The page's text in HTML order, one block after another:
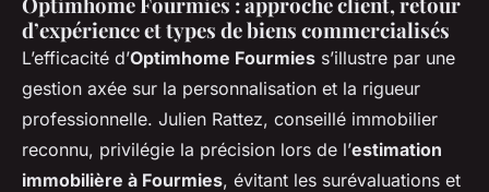
d’expérience et types de biens commercialisés
L’efficacité d’Optimhome Fourmies s’illustre par une
gestion axée sur la personnalisation et la rigueur
professionnelle. Julien Rattez, conseillé immobilier
reconnu, privilégie la précision lors de l’estimation
immobilière à Fourmies, évitant les surévaluations et